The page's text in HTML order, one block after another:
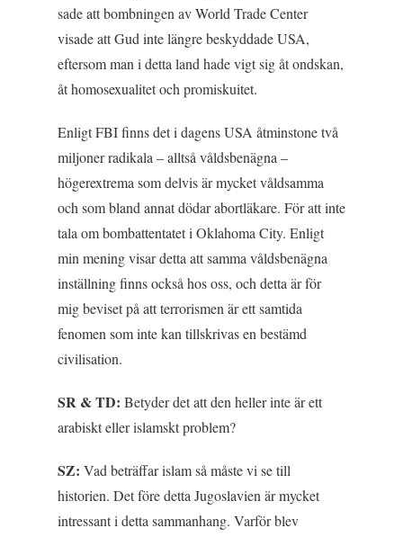
sade att bombningen av World Trade Center
visade att Gud inte längre beskyddade USA,
eftersom man i detta land hade vigt sig åt ondskan,
åt homosexualitet och promiskuitet.
Enligt FBI finns det i dagens USA åtminstone två
miljoner radikala – alltså våldsbenägna –
högerextrema som delvis är mycket våldsamma
och som bland annat dödar abortläkare. För att inte
tala om bombattentatet i Oklahoma City. Enligt
min mening visar detta att samma våldsbenägna
inställning finns också hos oss, och detta är för
mig beviset på att terrorismen är ett samtida
fenomen som inte kan tillskrivas en bestämd
civilisation.
SR & TD: Betyder det att den heller inte är ett
arabiskt eller islamskt problem?
SZ: Vad beträffar islam så måste vi se till
historien. Det före detta Jugoslavien är mycket
intressant i detta sammanhang. Varför blev